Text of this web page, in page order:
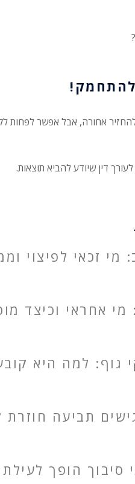
להתחמק!
אחורה, אבל אפשר לפחות
דין שיודע להביא תוצאות.
זכאי לפיצוי
אחראי וכיצד
גוף: למה היא
תביעה חוזרת
סיבוך הופך